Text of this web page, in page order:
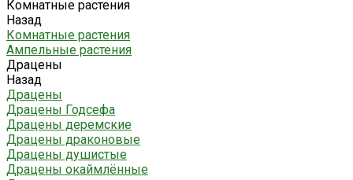
Комнатные растения
Назад
Комнатные растения
Ампельные растения
Драцены
Назад
Драцены
Драцены Годсефа
Драцены деремские
Драцены драконовые
Драцены душистые
Драцены окаймлённые